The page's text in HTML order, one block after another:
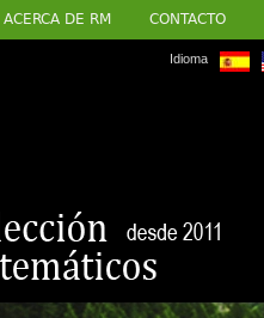
ACERCA DE RM CONTACTO
Idioma